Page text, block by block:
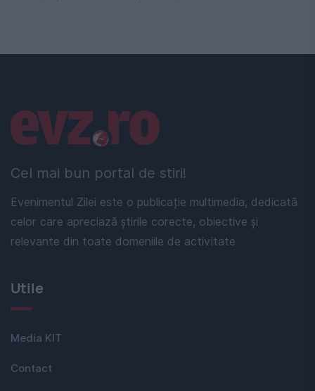
Cel mai bun portal de stiri!
Evenimentul Zilei este o publicație multimedia, dedicată
celor care apreciază știrile corecte, obiective și
relevante din toate domeniile de activitate
Linkuri utile
Utile
Media KIT
Contact